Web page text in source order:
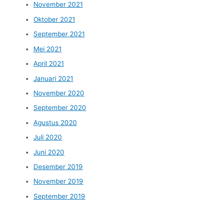
November 2021
Oktober 2021
September 2021
Mei 2021
April 2021
Januari 2021
November 2020
September 2020
Agustus 2020
Juli 2020
Juni 2020
Desember 2019
November 2019
September 2019